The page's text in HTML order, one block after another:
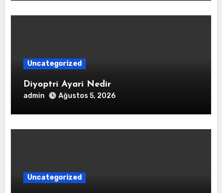
Uncategorized
Diyoptri Ayari Nedir
admin Ağustos 5, 2026
Uncategorized